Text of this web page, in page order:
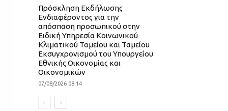
Πρόσκληση Εκδήλωσης
Ενδιαφέροντος για την
απόσπαση προσωπικού στην
Ειδική Υπηρεσία Κοινωνικού
Κλιματικού Ταμείου και Ταμείου
Εκσυγχρονισμού του Υπουργείου
Εθνικής Οικονομίας και
Οικονομικών
07/08/2026 08:14